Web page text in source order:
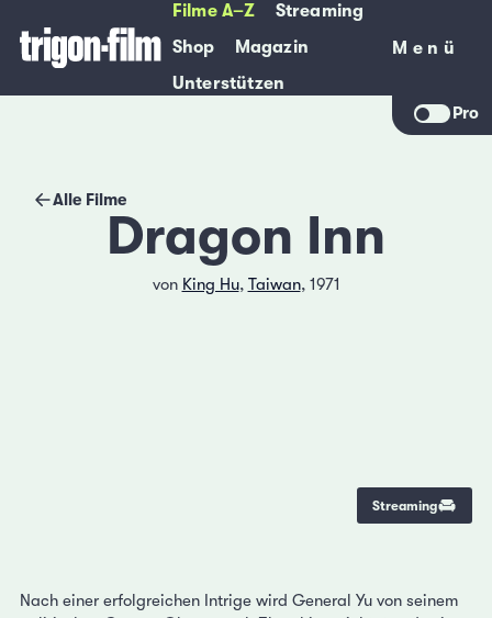
Filme A–Z
Streaming
Shop
Magazin
Unterstützen
Menü
Menü
Pro
Alle Filme
Dragon Inn
von King Hu, Taiwan, 1971
Streaming
Nach einer erfolgreichen Intrige wird General Yu von seinem